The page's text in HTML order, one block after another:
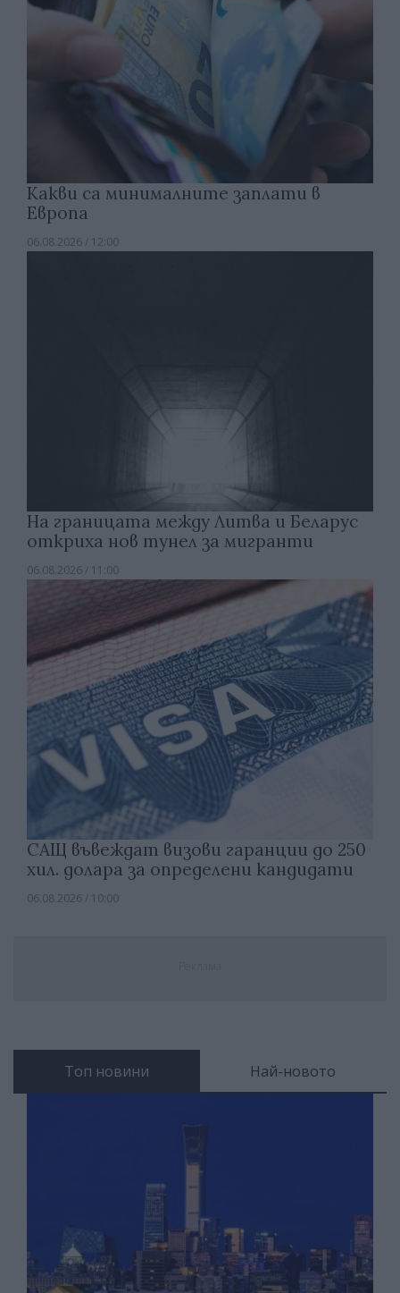
Какви са минималните заплати в
Европа
06.08.2026 / 12:00
На границата между Литва и Беларус
откриха нов тунел за мигранти
06.08.2026 / 11:00
САЩ въвеждат визови гаранции до 250
хил. долара за определени кандидати
06.08.2026 / 10:00
Топ новини Най-новото